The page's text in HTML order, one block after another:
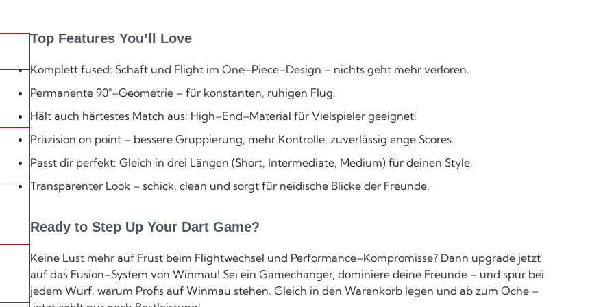
Top Features You’ll Love
Komplett fused: Schaft und Flight im One–Piece–Design – nichts geht mehr verloren.
Permanente 90°–Geometrie – für konstanten, ruhigen Flug.
Hält auch härtestes Match aus: High–End–Material für Vielspieler geeignet!
Präzision on point – bessere Gruppierung, mehr Kontrolle, zuverlässig enge Scores.
Passt dir perfekt: Gleich in drei Längen (Short, Intermediate, Medium) für deinen Style.
Transparenter Look – schick, clean und sorgt für neidische Blicke der Freunde.
Ready to Step Up Your Dart Game?
Keine Lust mehr auf Frust beim Flightwechsel und Performance–Kompromisse? Dann upgrade jetzt
auf das Fusion–System von Winmau! Sei ein Gamechanger, dominiere deine Freunde – und spür bei
jedem Wurf, warum Profis auf Winmau stehen. Gleich in den Warenkorb legen und ab zum Oche –